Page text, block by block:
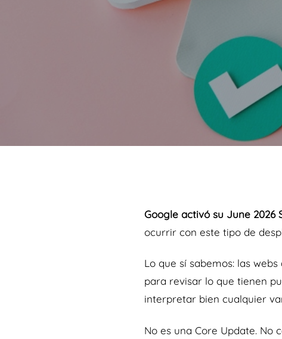
Google activó su June 2026
ocurrir con este tipo de
Lo que sí sabemos: las
para revisar lo que tienen
interpretar bien cualquier
No es una Core Update. No